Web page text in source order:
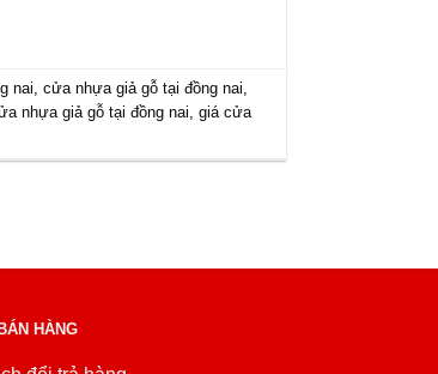
nai,cửa nhựa giả gỗ tại đồng nai,
nhựa giả gỗ tại đồng nai,giá cửa
HÀNG